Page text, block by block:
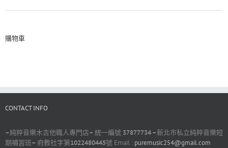
購物車
CONTACT INFO
–純粹音樂木吉他職人專門店– 統一編號 37877734 –新北市私立純粹音樂短
期補習班– 府教社字第1022480445號 Email : puremusic254@gmail.com